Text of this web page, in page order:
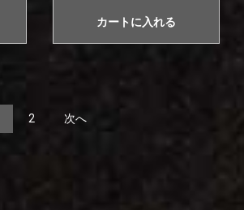
カートに入れる
2 次へ